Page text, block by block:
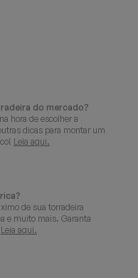
do mercado?
hora de escolher a
dicas para montar um
Leia aqui.
de sua torradeira
e muito mais. Garanta
Leia aqui.